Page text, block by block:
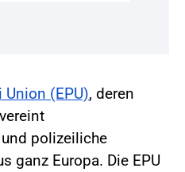
Union (EPU), deren
polizeiliche
ganz Europa. Die EPU